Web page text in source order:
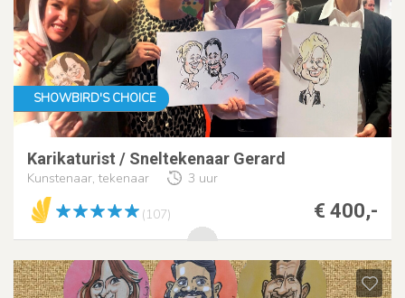
SHOWBIRD'S CHOICE
Karikaturist / Sneltekenaar Gerard
Kunstenaar, tekenaar 3 uur
€ 400,-
(107)